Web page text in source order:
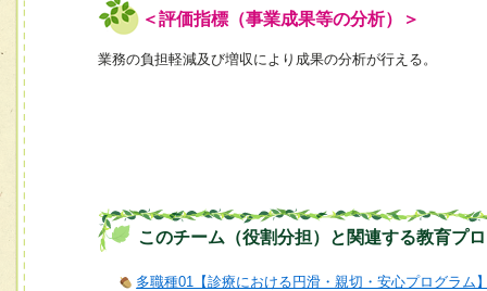
＜評価指標（事業成果等の分析）＞
業務の負担軽減及び増収により成果の分析が行える。
このチーム（役割分担）と関連する教育プ
多職種01【診療における円滑・親切・安心プログラム